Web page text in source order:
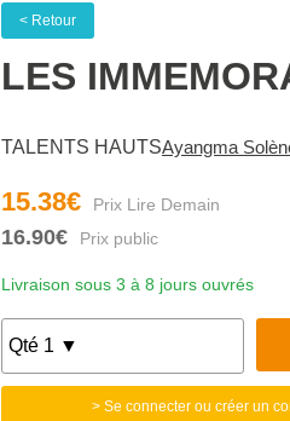
< Retour
LES
TALENTS HAUTSAyangma
15.38€
16.90€
Livraison sous 3 à 8 jours ouvrés
> Se connecter ou créer un